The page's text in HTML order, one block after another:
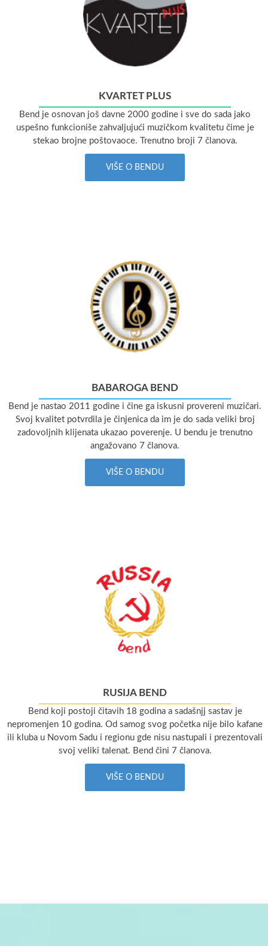
KVARTET PLUS
Bend je osnovan još davne 2000 godine i sve do sada jako
uspešno funkcioniše zahvaljujući muzičkom kvalitetu čime je
stekao brojne poštovaoce. Trenutno broji 7 članova.
VIŠE O BENDU
BABAROGA BEND
Bend je nastao 2011 godine i čine ga iskusni provereni muzičari.
Svoj kvalitet potvrdila je činjenica da im je do sada veliki broj
zadovoljnih klijenata ukazao poverenje. U bendu je trenutno
angažovano 7 članova.
VIŠE O BENDU
RUSIJA BEND
Bend koji postoji čitavih 18 godina a sadašnjj sastav je
nepromenjen 10 godina. Od samog svog početka nije bilo kafane
ili kluba u Novom Sadu i regionu gde nisu nastupali i prezentovali
svoj veliki talenat. Bend čini 7 članova.
VIŠE O BENDU